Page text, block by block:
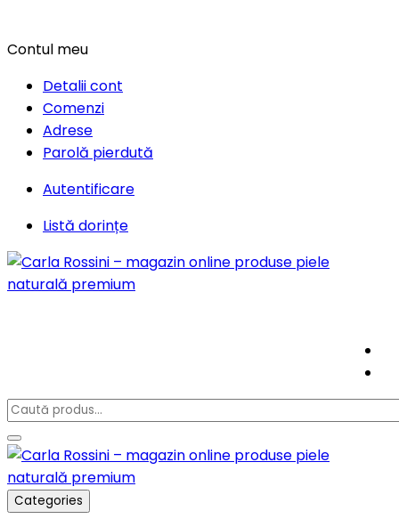
Contul meu
Detalii cont
Comenzi
Adrese
Parolă pierdută
Autentificare
Listă dorințe
Categories